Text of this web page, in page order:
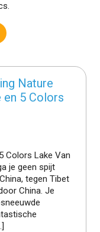
Nature
en 5 Colors
Colors Lake Van
je geen spijt
tegen Tibet
China. Je